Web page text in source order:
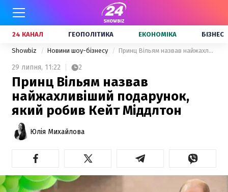
24 КАНАЛ ГЕОПОЛІТИКА ЕКОНОМІКА БІЗНЕС
Showbiz Новини шоу-бізнесу Принц Вільям назвав найжахливіший подарунок, який робив Кейт Міддлтон
29 липня, 11:22 2
Принц Вільям назвав
найжахливіший подарунок,
який робив Кейт Міддлтон
Юлія Михайлова